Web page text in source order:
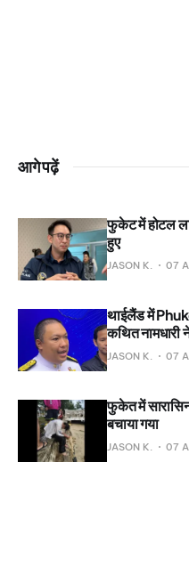
आगे पढ़ें
फुकेट में होटल
हुए
JASON K. 07
थाईलैंड में
कथित नामधारी
JASON K. 07
फुकेत में
बचाया गया
JASON K. 07